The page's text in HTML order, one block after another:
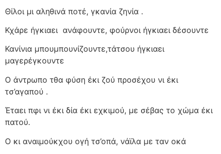
Θίλοι μι αληθινά ποτέ, γκανία ζηνία .
Κχάρε ήγκιαει ανάφουντε, φούρνοι ήγκιαει δέσουντε
Κανίνια μπουμπουνίζουντε,τάτσου ήγκιαει
μαγερέγκουντε
Ο άντρωπο τθα φύση έκι ζού προσέχου νι έκι
τσ’αγαπού .
Έταει πφι νι έκι δία έκι εχκιμού, με σέβας το χώμα έκι
πατού.
Ο κι αναιμούκχου ογή τσ’οπά, νάϊλα με ταν οκά